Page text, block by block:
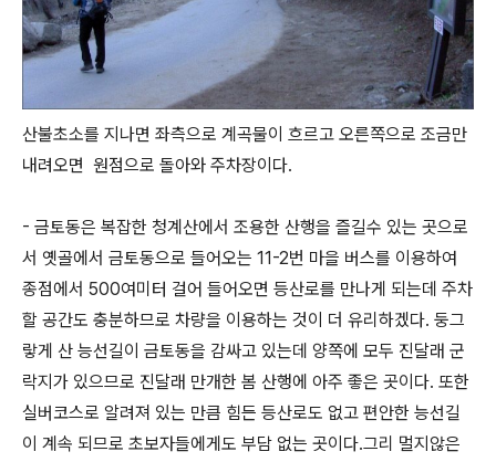
산불초소를 지나면 좌측으로 계곡물이 흐르고 오른쪽으로 조금만
내려오면 원점으로 돌아와 주차장이다.
- 금토동은 복잡한 청계산에서 조용한 산행을 즐길수 있는 곳으로
서 옛골에서 금토동으로 들어오는 11-2번 마을 버스를 이용하여
종점에서 500여미터 걸어 들어오면 등산로를 만나게 되는데 주차
할 공간도 충분하므로 차량을 이용하는 것이 더 유리하겠다. 둥그
랗게 산 능선길이 금토동을 감싸고 있는데 양쪽에 모두 진달래 군
락지가 있으므로 진달래 만개한 봄 산행에 아주 좋은 곳이다. 또한
실버코스로 알려져 있는 만큼 힘든 등산로도 없고 편안한 능선길
이 계속 되므로 초보자들에게도 부담 없는 곳이다.그리 멀지않은